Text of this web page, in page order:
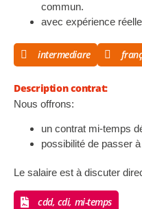
commun.
avec expérience
intermediare
Description contrat:
Nous offrons:
un contrat mi-temps
possibilité de passer
Le salaire est à discuter
cdd, cdi, mi-temps